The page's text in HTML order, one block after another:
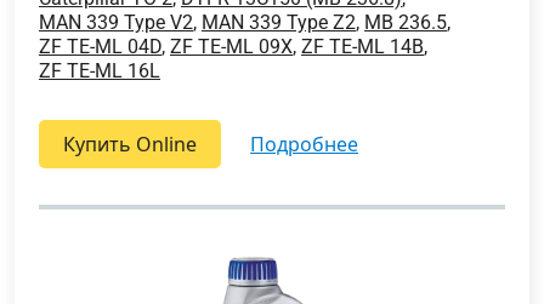
MAN 339 Type V2, MAN 339 Type Z2, MB 236.5,
ZF TE-ML 04D, ZF TE-ML 09X, ZF TE-ML 14B,
ZF TE-ML 16L
Купить Online подробнее